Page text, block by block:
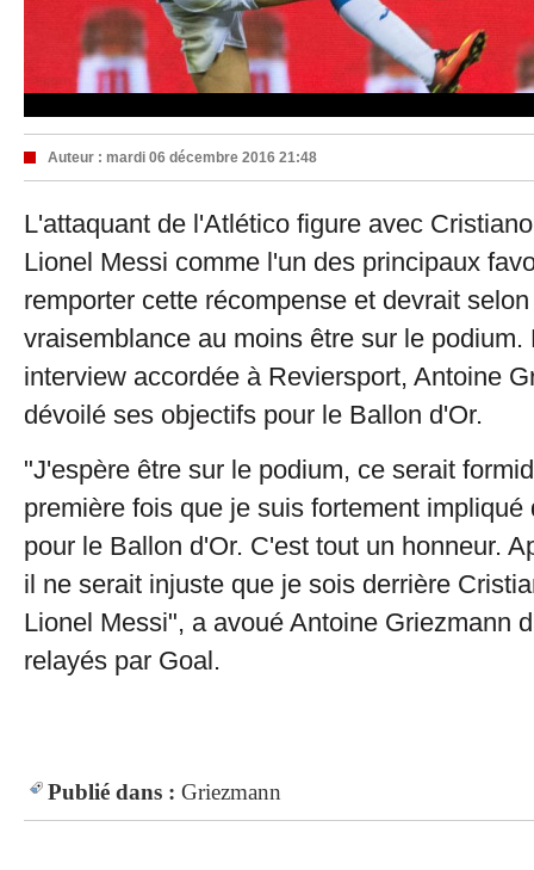
Auteur : mardi 06 décembre 2016 21:48
L'attaquant de l'Atlético figure avec
Lionel Messi comme l'un des principaux
remporter cette récompense et devrait
vraisemblance au moins être sur le podium.
interview accordée à Reviersport, Antoine
dévoilé ses objectifs pour le Ballon d'Or.
"J'espère être sur le podium, ce serait
première fois que je suis fortement impliqué
pour le Ballon d'Or. C'est tout un honneur.
il ne serait injuste que je sois derrière
Lionel Messi", a avoué Antoine Griezmann
relayés par Goal.
Publié dans : Griezmann